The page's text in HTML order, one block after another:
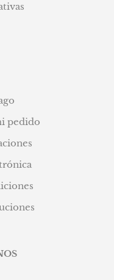
pedido